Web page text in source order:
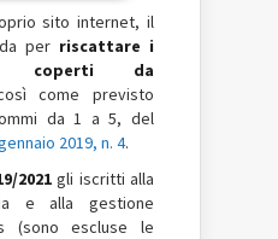
sito internet, il
per riscattare i
coperti da
come previsto
da 1 a 5, del
2019, n. 4.
2021 gli iscritti alla
e alla gestione
(sono escluse le